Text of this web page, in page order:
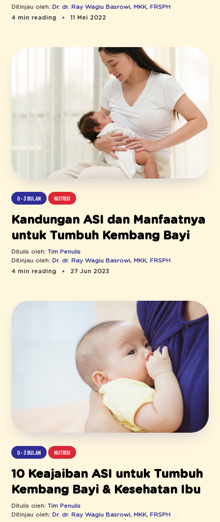
Ditinjau oleh: Dr. dr. Ray Wagiu Basrowi, MKK, FRSPH
4 min reading
11 Mei 2022
0 - 3 BULAN NUTRISI
Kandungan ASI dan Manfaatnya
untuk Tumbuh Kembang Bayi
Ditulis oleh: Tim Penulis
Ditinjau oleh: Dr. dr. Ray Wagiu Basrowi, MKK, FRSPH
4 min reading
27 Jun 2023
0 - 3 BULAN NUTRISI
10 Keajaiban ASI untuk Tumbuh
Kembang Bayi & Kesehatan Ibu
Ditulis oleh: Tim Penulis
Ditinjau oleh: Dr. dr. Ray Wagiu Basrowi, MKK, FRSPH